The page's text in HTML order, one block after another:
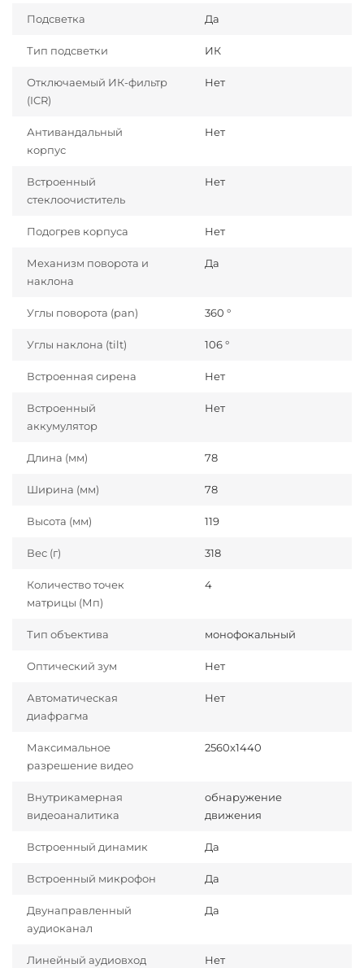
Подсветка Да
Тип подсветки ИК
Отключаемый ИК-фильтр
(ICR)
Нет
Антивандальный
корпус
Нет
Встроенный
стеклоочиститель
Нет
Подогрев корпуса Нет
Механизм поворота и
наклона
Да
Углы поворота (pan) 360 °
Углы наклона (tilt) 106 °
Встроенная сирена Нет
Встроенный
аккумулятор
Нет
Длина (мм) 78
Ширина (мм) 78
Высота (мм) 119
Вес (г) 318
Количество точек
матрицы (Мп)
4
Тип объектива монофокальный
Оптический зум Нет
Автоматическая
диафрагма
Нет
Максимальное
разрешение видео
2560x1440
Внутрикамерная
видеоаналитика
обнаружение
движения
Встроенный динамик Да
Встроенный микрофон Да
Двунаправленный
аудиоканал
Да
Линейный аудиовход Нет